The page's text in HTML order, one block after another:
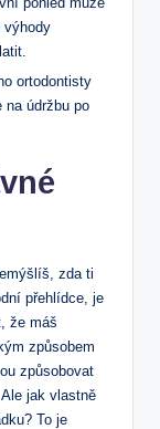
výhody
ortodontisty
na údržbu po
zda ti
přehlídce, je
že máš
způsobem
způsobovat
jak vlastně
To je